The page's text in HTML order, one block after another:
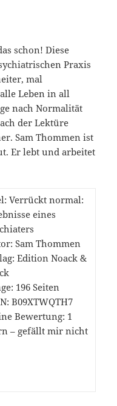
schon! Diese
Praxis
mal
Leben in all
nach Normalität
der Lektüre
Sam Thommen ist
Er lebt und arbeitet
Verrückt normal:
eines
Sam Thommen
Edition Noack &
196 Seiten
B09XTWQTH7
Bewertung: 1
– gefällt mir nicht